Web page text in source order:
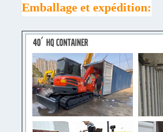
Emballage et expédition: